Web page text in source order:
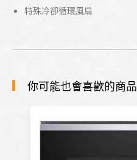
特殊冷卻循環風扇
你可能也會喜歡的商品